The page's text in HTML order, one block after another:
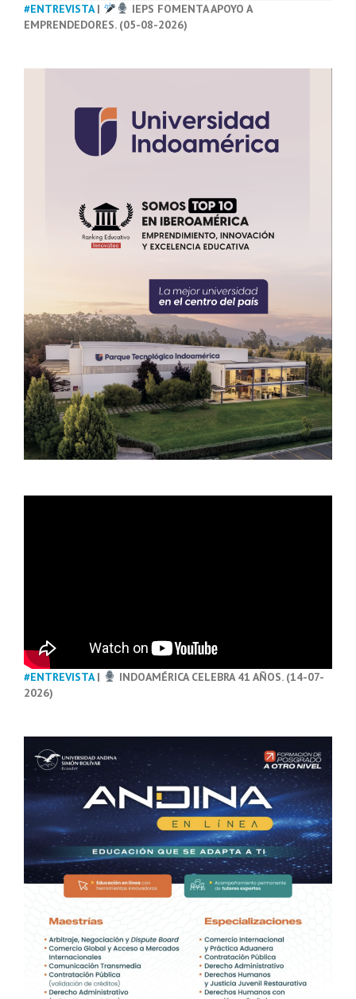
#ENTREVISTA|
IEPS FOMENTA APOYO A
EMPRENDEDORES. (05-08-2026)
#ENTREVISTA|
INDOAMÉRICA CELEBRA 41 AÑOS. (14-07-
2026)